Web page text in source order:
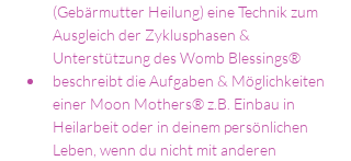
(Gebärmutter Heilung) eine Technik zum
Ausgleich der Zyklusphasen &
Unterstützung des Womb Blessings®
beschreibt die Aufgaben & Möglichkeiten
einer Moon Mothers® z.B. Einbau in
Heilarbeit oder in deinem persönlichen
Leben, wenn du nicht mit anderen